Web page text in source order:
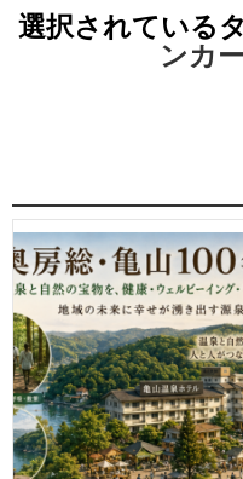
選択されている
ンカー